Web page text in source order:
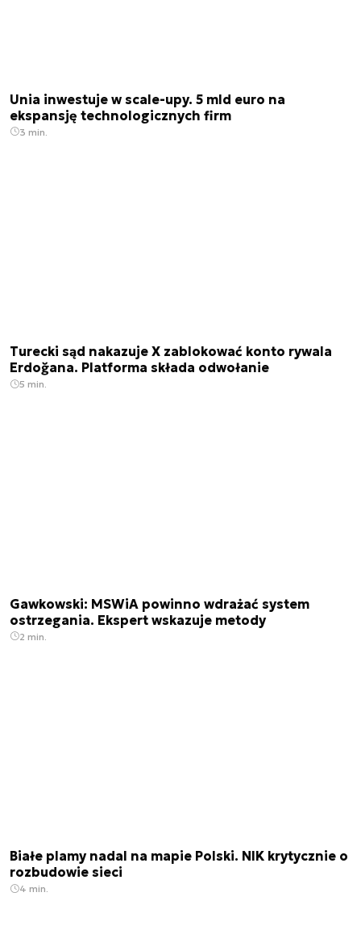
Unia inwestuje w scale-upy. 5 mld euro na
ekspansję technologicznych firm
3 min.
Turecki sąd nakazuje X zablokować konto rywala
Erdoğana. Platforma składa odwołanie
5 min.
Gawkowski: MSWiA powinno wdrażać system
ostrzegania. Ekspert wskazuje metody
2 min.
Białe plamy nadal na mapie Polski. NIK krytycznie o
rozbudowie sieci
4 min.